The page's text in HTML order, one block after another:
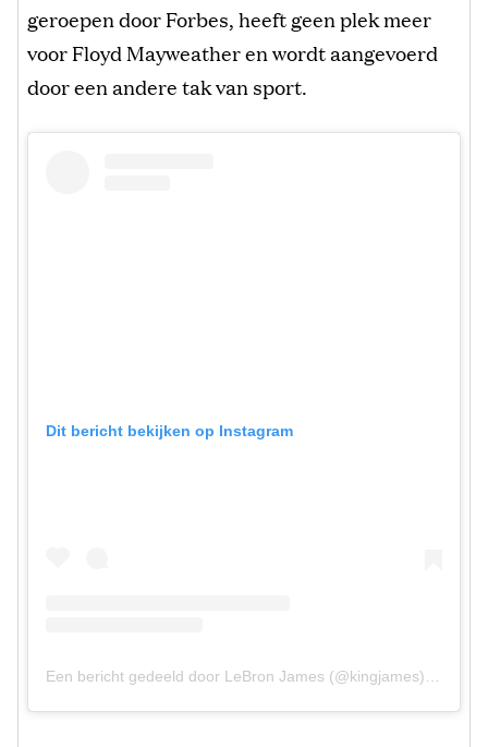
geroepen door Forbes, heeft geen plek meer
voor Floyd Mayweather en wordt aangevoerd
door een andere tak van sport.
Dit bericht bekijken op Instagram
Een bericht gedeeld door LeBron James (@kingjames)
op